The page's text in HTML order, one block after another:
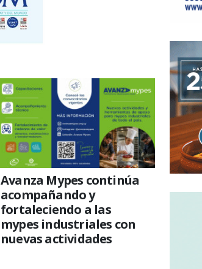
Avanza Mypes continúa
acompañando y
fortaleciendo a las
mypes industriales con
nuevas actividades